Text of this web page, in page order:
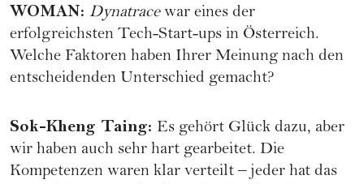
WOMAN: Dynatracewar eines der
erfolgreichsten Tech-Start-ups in Österreich.
Welche Faktoren haben Ihrer Meinung nach den
entscheidenden Unterschied gemacht?
Sok-Kheng Taing: Es gehört Glück dazu, aber
wir haben auch sehr hart gearbeitet. Die
Kompetenzen waren klar verteilt – jeder hat das